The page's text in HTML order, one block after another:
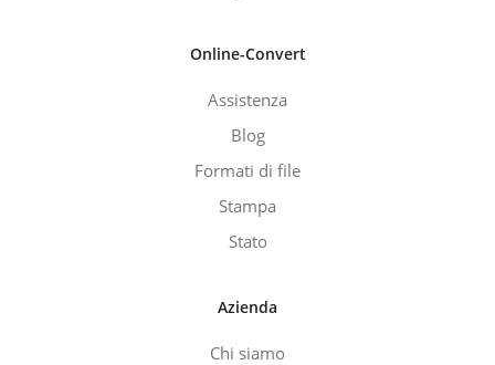
Online-Convert
Assistenza
Blog
Formati di file
Stampa
Stato
Azienda
Chi siamo